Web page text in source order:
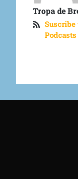
Tropa de
Suscribe
Podcasts